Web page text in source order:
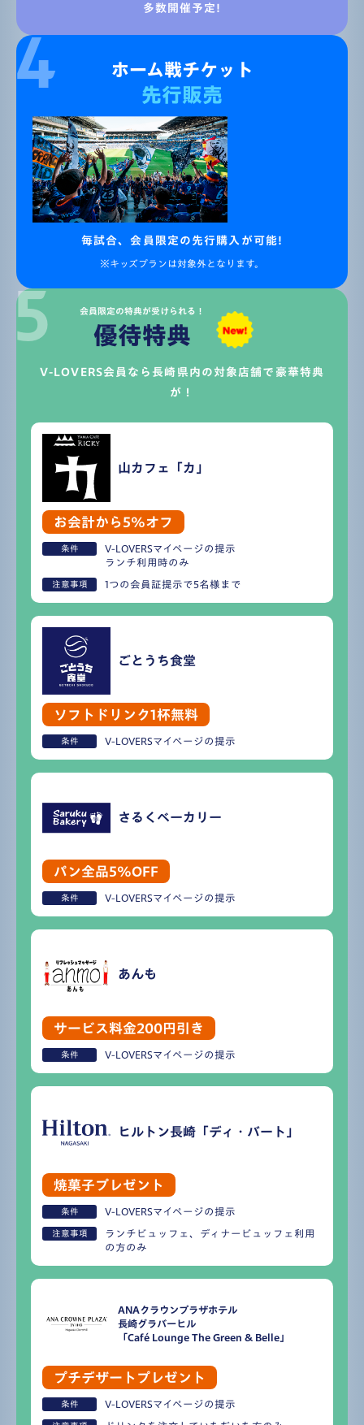
多数開催予定!
ホーム戦チケット
先行販売
毎試合、会員限定の先行購入が可能!
※キッズプランは対象外となります。
会員限定の特典が受けられる！
優待特典
V-LOVERS会員なら長崎県内の対象店舗で豪華特典
が！
山カフェ「カ」
お会計から5%オフ
条件
V-LOVERSマイページの提示
ランチ利用時のみ
注意事項 1つの会員証提示で5名様まで
ごとうち食堂
ソフトドリンク1杯無料
条件 V-LOVERSマイページの提示
さるくベーカリー
パン全品5%OFF
条件 V-LOVERSマイページの提示
あんも
サービス料金200円引き
条件 V-LOVERSマイページの提示
ヒルトン長崎「ディ・バート」
焼菓子プレゼント
条件 V-LOVERSマイページの提示
注意事項
ランチビュッフェ、ディナービュッフェ利用
の方のみ
ANAクラウンプラザホテル
長崎グラバーヒル
「Café Lounge The Green & Belle」
プチデザートプレゼント
条件 V-LOVERSマイページの提示